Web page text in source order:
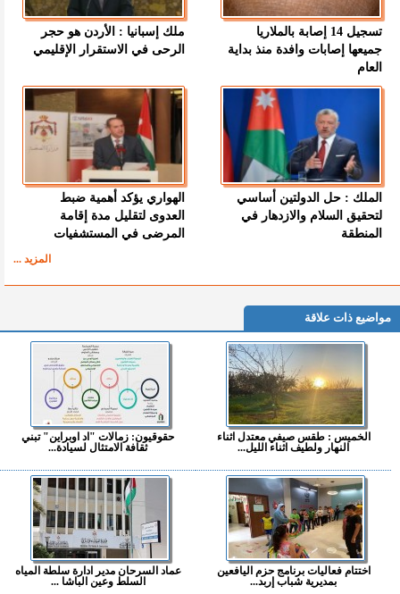
تسجيل 14 إصابة بالملاريا
جميعها إصابات وافدة منذ بداية
العام
ملك إسبانيا : الأردن هو حجر
الرحى في الاستقرار الإقليمي
الملك : حل الدولتين أساسي
لتحقيق السلام والازدهار في
المنطقة
الهواري يؤكد أهمية ضبط
العدوى لتقليل مدة إقامة
المرضى في المستشفيات
المزيد ...
مواضيع ذات علاقة
الخميس : طقس صيفي معتدل اثناء
النهار ولطيف اثناء الليل...
حقوقيون: زمالات "اد اوبراين" تبني
ثقافة الامتثال لسيادة...
اختتام فعاليات برنامج حزم اليافعين
بمديرية شباب إربد...
عماد السرحان مدير ادارة سلطة المياه
السلط وعين الباشا ...